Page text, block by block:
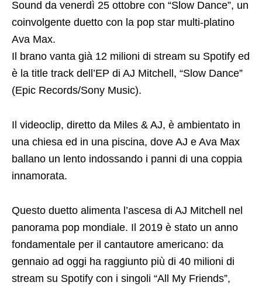
Sound da venerdì 25 ottobre con “Slow Dance”, un
coinvolgente duetto con la pop star multi-platino
Ava Max.
Il brano vanta già 12 milioni di stream su Spotify ed
è la title track dell’EP di AJ Mitchell, “Slow Dance”
(Epic Records/Sony Music).
Il videoclip, diretto da Miles & AJ, è ambientato in
una chiesa ed in una piscina, dove AJ e Ava Max
ballano un lento indossando i panni di una coppia
innamorata.
Questo duetto alimenta l’ascesa di AJ Mitchell nel
panorama pop mondiale. Il 2019 è stato un anno
fondamentale per il cantautore americano: da
gennaio ad oggi ha raggiunto più di 40 milioni di
stream su Spotify con i singoli “All My Friends”,